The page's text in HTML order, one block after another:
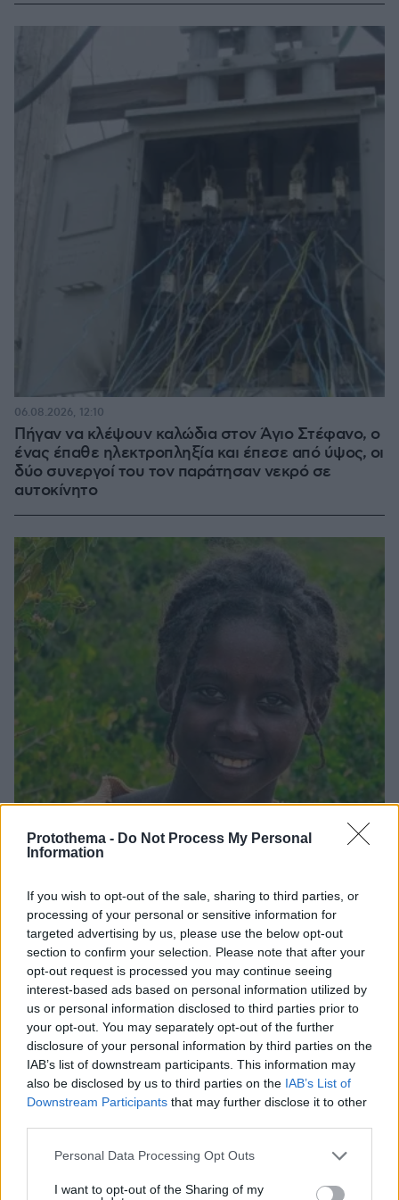
Protothema - Do Not Process My Personal
Information
If you wish to opt-out of the sale, sharing to third parties, or
processing of your personal or sensitive information for
targeted advertising by us, please use the below opt-out
section to confirm your selection. Please note that after your
opt-out request is processed you may continue seeing
interest-based ads based on personal information utilized by
us or personal information disclosed to third parties prior to
your opt-out. You may separately opt-out of the further
disclosure of your personal information by third parties on the
IAB’s list of downstream participants. This information may
also be disclosed by us to third parties on the IAB’s List of
Downstream Participants that may further disclose it to other
Please note that this website/app uses one or more Google
not limited to your visit or usage behaviour. You may click to
Personal Data Processing Opt Outs
I want to opt-out of the Sharing of my
Πήγαν να κλέψουν καλώδια στον Άγιο Στέφανο, ο
ένας έπαθε ηλεκτροπληξία και έπεσε από ύψος, οι
δύο συνεργοί του τον παράτησαν νεκρό σε
αυτοκίνητο
06.08.2026, 12:10
Νεαρή γυναίκα με ακατέργαστη ομορφιά από την
Αιθιοπία έγινε viral, δείτε την εντυπωσιακή
μεταμόρφωσή της από μακιγιέρ
06.08.2026, 09:18
70.35%
Οι πρώτες εικόνες του νέου Canadair
515 που έρχεται Ελλάδα και θα πετά
και νύχτα
06.08.2026, 10:22 176
«Τα παιδιά έχουν μια μικρή ίωση»: Το